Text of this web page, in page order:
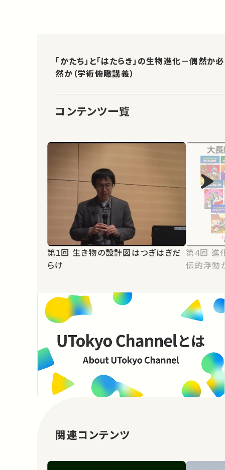
「かたち」と「はたらき」の生物進化－偶然か必
然か（学術俯瞰講義）
コンテンツ一覧
第1回 生き物の設計図はつぎはぎだ
らけ
第4回 進化は進歩か？：自然選択と遺
伝的浮動
関連コンテンツ